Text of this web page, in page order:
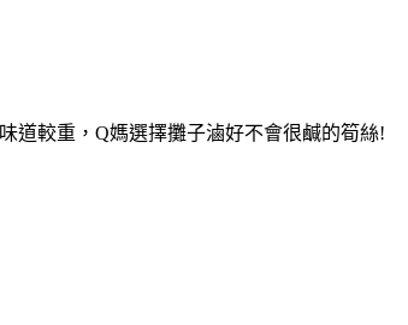
道較重，Q媽選擇攤子滷好不會很鹹的筍絲!